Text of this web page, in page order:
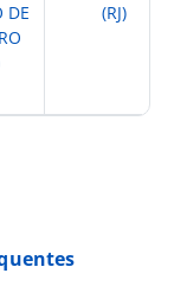
DE
(RJ)